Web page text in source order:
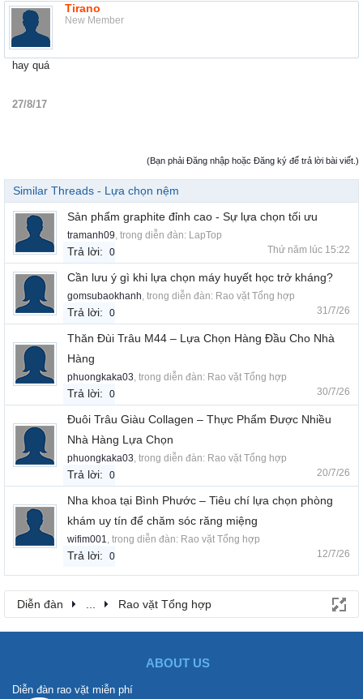
Tirano
New Member
hay quá
27/8/17
(Bạn phải Đăng nhập hoặc Đăng ký để trả lời bài viết.)
Similar Threads - Lựa chọn nệm
Sản phẩm graphite đỉnh cao - Sự lựa chọn tối ưu
tramanh09 , trong diễn đàn: LapTop
Trả lời: 0 Thứ năm lúc 15:22
Cần lưu ý gì khi lựa chọn máy huyết học trở kháng?
gomsubaokhanh , trong diễn đàn: Rao vặt Tổng hợp
Trả lời: 0 31/7/26
Thăn Đùi Trâu M44 – Lựa Chọn Hàng Đầu Cho Nhà
Hàng
phuongkaka03 , trong diễn đàn: Rao vặt Tổng hợp
Trả lời: 0 30/7/26
Đuôi Trâu Giàu Collagen – Thực Phẩm Được Nhiều
Nhà Hàng Lựa Chọn
phuongkaka03 , trong diễn đàn: Rao vặt Tổng hợp
Trả lời: 0 20/7/26
Nha khoa tại Bình Phước – Tiêu chí lựa chọn phòng
khám uy tín để chăm sóc răng miệng
wifim001 , trong diễn đàn: Rao vặt Tổng hợp
Trả lời: 0 12/7/26
Diễn đàn Rao vặt Tổng hợp
ABOUT US
Diễn đàn rao vặt miễn phí